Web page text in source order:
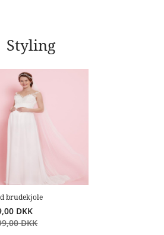
Styling
brudekjole
DKK
DKK